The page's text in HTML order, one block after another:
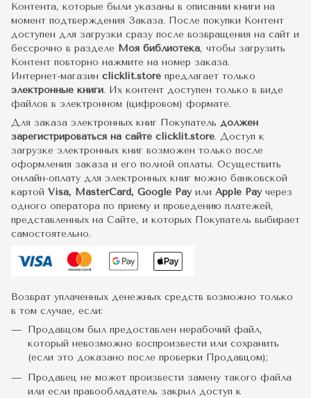
Контента, которые были указаны в описании книги на
момент подтверждения Заказа. После покупки Контент
доступен для загрузки сразу после возвращения на сайт и
бессрочно в разделе Моя библиотека, чтобы загрузить
Контент повторно нажмите на номер заказа.
Интернет-магазин clicklit.store предлагает только
электронные книги. Их контент доступен только в виде
файлов в электронном (цифровом) формате.
Для заказа электронных книг Покупатель должен
зарегистрироваться на сайте clicklit.store. Доступ к
загрузке электронных книг возможен только после
оформления заказа и его полной оплаты. Осуществить
онлайн-оплату для электронных книг можно банковской
картой Visa, MasterCard, Google Pay или Apple Payчерез
одного оператора по приему и проведению платежей,
представленных на Сайте, и которых Покупатель выбирает
самостоятельно.
Возврат уплаченных денежных средств возможно только
в том случае, если:
Продавцом был предоставлен нерабочий файл,
который невозможно воспроизвести или сохранить
(если это доказано после проверки Продавцом);
Продавец не может произвести замену такого файла
или если правообладатель закрыл доступ к